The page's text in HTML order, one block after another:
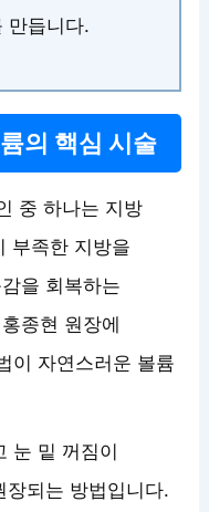
만듭니다.
의 핵심 시술
중 하나는 지방
부족한 지방을
을 회복하는
종현 원장에
이 자연스러운 볼륨
눈 밑 꺼짐이
장되는 방법입니다.